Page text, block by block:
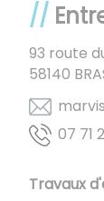
93 route
58140
08 17
Travaux